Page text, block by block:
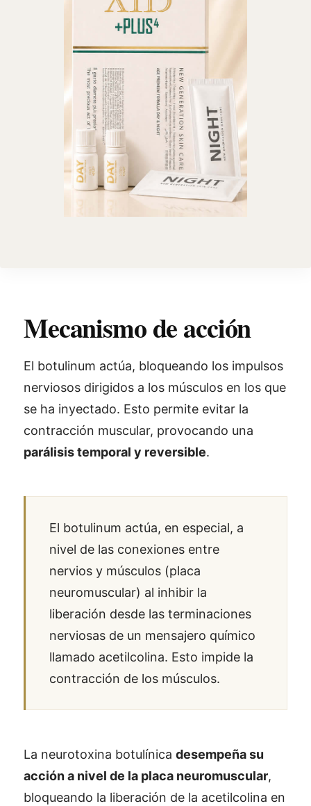
Mecanismo de acción
El botulinum actúa, bloqueando los impulsos
nerviosos dirigidos a los músculos en los que
se ha inyectado. Esto permite evitar la
contracción muscular, provocando una
parálisis temporal y reversible.
El botulinum actúa, en especial, a
nivel de las conexiones entre
nervios y músculos (placa
neuromuscular) al inhibir la
liberación desde las terminaciones
nerviosas de un mensajero químico
llamado acetilcolina. Esto impide la
contracción de los músculos.
La neurotoxina botulínica desempeña su
acción a nivel de la placa neuromuscular,
bloqueando la liberación de la acetilcolina en